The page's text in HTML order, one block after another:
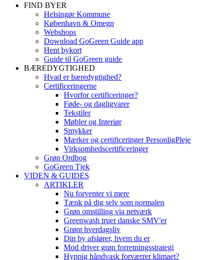
FIND BYER
Helsingør Kommune
København & Omegn
Webshops
Download GoGreen Guide app
Hent bykort
Guide til GoGreen guide
BÆREDYGTIGHED
Hvad er bæredygtighed?
Certificeringerne
Hvorfor certificeringer?
Føde- og dagligvarer
Tekstiler
Møbler og Interiør
Smykker
Mærker og certificeringer PersonligPleje
Virksomhedscertificeringer
Grøn Ordbog
GoGreen Tjek
VIDEN & GUIDES
ARTIKLER
Nu forventer vi mere
Tænk på dig selv som normalen
Grøn omstilling via netværk
Greenwash truer danske SMV'er
Grønt hverdagsliv
Din by afslører, hvem du er
Mod driver grøn forretningsstrategi
Hyppig håndvask forværrer klimaet?